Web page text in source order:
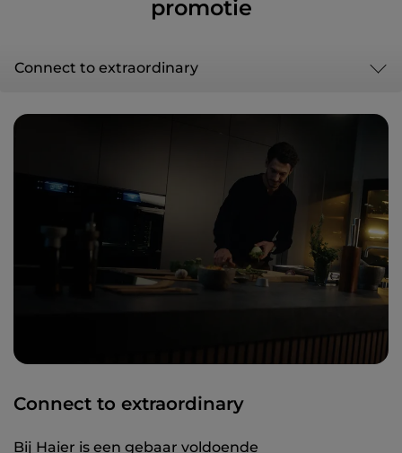
promotie
Connect to extraordinary
Connect to extraordinary
Bij Haier is een gebaar voldoende